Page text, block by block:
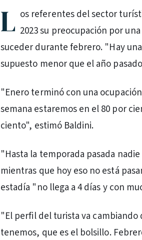
L os referentes del sector
2023 su preocupación por
suceder durante febrero. "Hay
supuesto menor que el año
"Enero terminó con una
semana estaremos en el 80 por
ciento", estimó Baldini.
"Hasta la temporada pasada
mientras que hoy eso no está
estadía "no llega a 4 días y con
"El perfil del turista va cambiando
tenemos, que es el bolsillo.